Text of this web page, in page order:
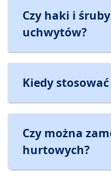
Czy haki i
uchwytów?
Kiedy
Czy można
hurtowych?